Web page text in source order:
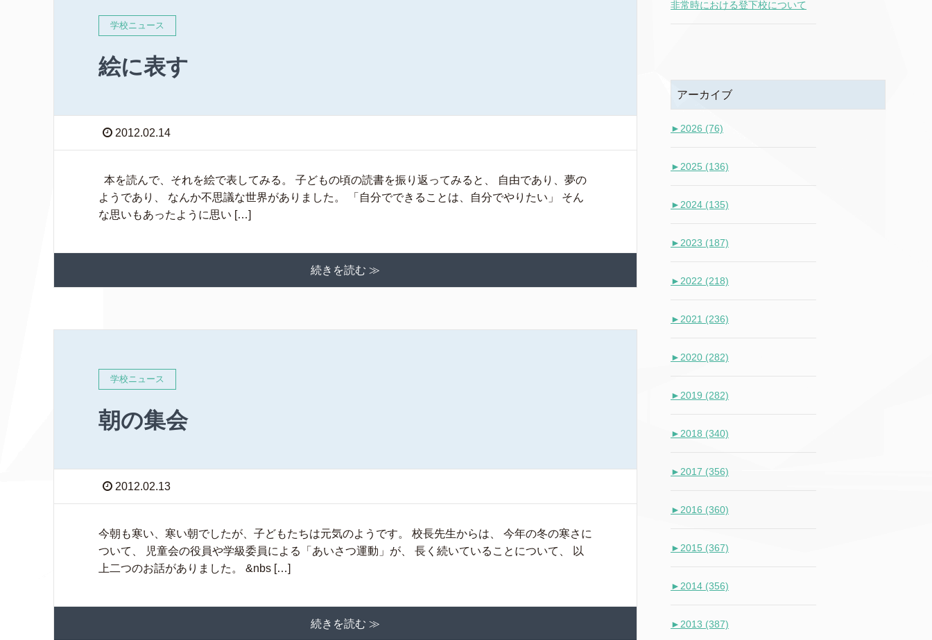
学校ニュース
絵に表す
2012.02.14
本を読んで、それを絵で表してみる。 子どもの頃の読書を振り返ってみると、 自由であり、夢の
ようであり、 なんか不思議な世界がありました。 「自分でできることは、自分でやりたい」 そん
な思いもあったように思い […]
続きを読む ≫
学校ニュース
朝の集会
2012.02.13
今朝も寒い、寒い朝でしたが、子どもたちは元気のようです。 校長先生からは、 今年の冬の寒さに
ついて、 児童会の役員や学級委員による「あいさつ運動」が、 長く続いていることについて、 以
上二つのお話がありました。 &nbs […]
続きを読む ≫
非常時における登下校について
アーカイブ
► 2026 (76)
► 2025 (136)
► 2024 (135)
► 2023 (187)
► 2022 (218)
► 2021 (236)
► 2020 (282)
► 2019 (282)
► 2018 (340)
► 2017 (356)
► 2016 (360)
► 2015 (367)
► 2014 (356)
► 2013 (387)